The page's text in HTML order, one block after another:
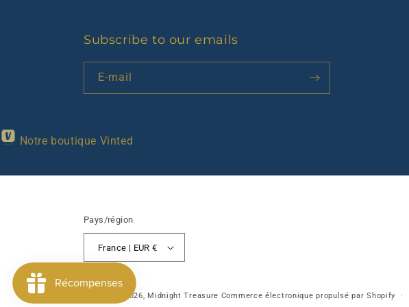
Subscribe to our emails
E-mail
Notre boutique Vinted
Pays/région
France | EUR €
© 2026, Midnight Treasure Commerce électronique propulsé par Shopify